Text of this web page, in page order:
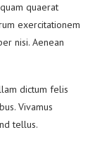
quaerat
exercitationem
nisi. Aenean
dictum felis
Vivamus
tellus.